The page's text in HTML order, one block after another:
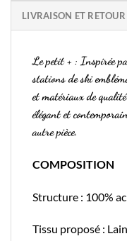
LIVRAISON ET RETOUR
Le petit + : Inspirée
stations de ski
et matériaux de qualité
élégant et
autre pièce.
COMPOSITION
Structure : 100%
Tissu proposé :